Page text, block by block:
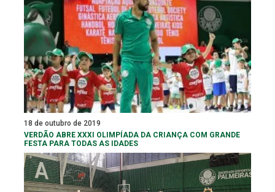
18 de outubro de 2019
VERDÃO ABRE XXXI OLIMPÍADA DA CRIANÇA COM GRANDE
FESTA PARA TODAS AS IDADES